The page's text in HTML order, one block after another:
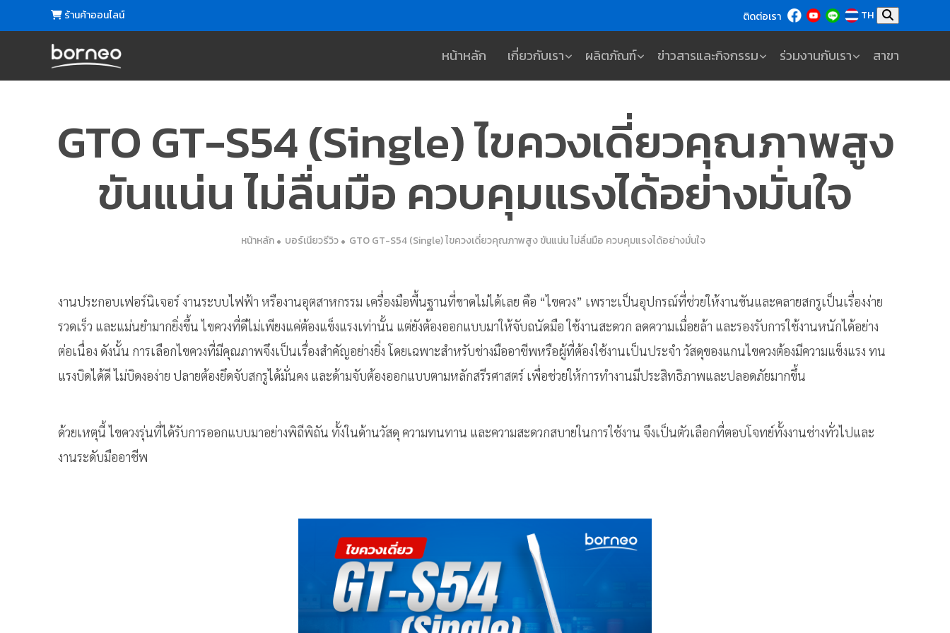
ร้านค้าออนไลน์ ติดต่อเรา TH
หน้าหลัก เกี่ยวกับเรา ผลิตภัณฑ์ ข่าวสารและกิจกรรม ร่วมงานกับเรา สาขา
GTO GT-S54 (Single) ไขควงเดี่ยวคุณภาพสูง
ขันแน่น ไม่ลื่นมือ ควบคุมแรงได้อย่างมั่นใจ
หน้าหลัก บอร์เนียวรีวิว GTO GT-S54 (Single) ไขควงเดี่ยวคุณภาพสูง ขันแน่น ไม่ลื่นมือ ควบคุมแรงได้อย่างมั่นใจ
งานประกอบเฟอร์นิเจอร์ งานระบบไฟฟ้า หรืองานอุตสาหกรรม เครื่องมือพื้นฐานที่ขาดไม่ได้เลย คือ “ไขควง” เพราะเป็นอุปกรณ์ที่ช่วยให้งานขันและคลายสกรูเป็นเรื่องง่าย
รวดเร็ว และแม่นยำมากยิ่งขึ้น ไขควงที่ดีไม่เพียงแค่ต้องแข็งแรงเท่านั้น แต่ยังต้องออกแบบมาให้จับถนัดมือ ใช้งานสะดวก ลดความเมื่อยล้า และรองรับการใช้งานหนักได้อย่าง
ต่อเนื่อง ดังนั้น การเลือกไขควงที่มีคุณภาพจึงเป็นเรื่องสำคัญอย่างยิ่ง โดยเฉพาะสำหรับช่างมืออาชีพหรือผู้ที่ต้องใช้งานเป็นประจำ วัสดุของแกนไขควงต้องมีความแข็งแรง ทน
แรงบิดได้ดี ไม่บิดงอง่าย ปลายต้องยึดจับสกรูได้มั่นคง และด้ามจับต้องออกแบบตามหลักสรีรศาสตร์ เพื่อช่วยให้การทำงานมีประสิทธิภาพและปลอดภัยมากขึ้น
ด้วยเหตุนี้ ไขควงรุ่นที่ได้รับการออกแบบมาอย่างพิถีพิถัน ทั้งในด้านวัสดุ ความทนทาน และความสะดวกสบายในการใช้งาน จึงเป็นตัวเลือกที่ตอบโจทย์ทั้งงานช่างทั่วไปและ
งานระดับมืออาชีพ